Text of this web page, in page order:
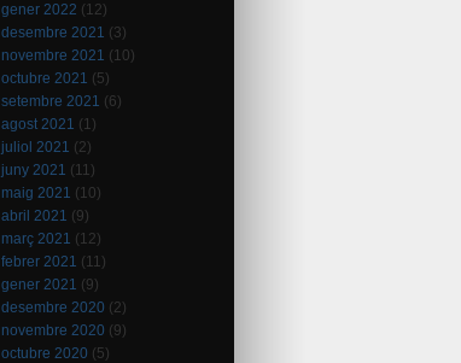
gener 2022 (12)
desembre 2021 (3)
novembre 2021 (10)
octubre 2021 (5)
setembre 2021 (6)
agost 2021 (1)
juliol 2021 (2)
juny 2021 (11)
maig 2021 (10)
abril 2021 (9)
març 2021 (12)
febrer 2021 (11)
gener 2021 (9)
desembre 2020 (2)
novembre 2020 (9)
octubre 2020 (5)